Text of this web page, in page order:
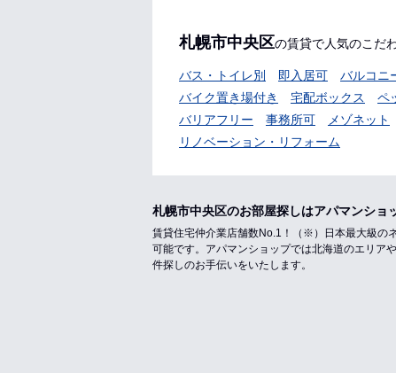
札幌市中央区の賃貸で人気のこだ
バス・トイレ別 即入居可 バルコニ
バイク置き場付き
宅配ボックス ペ
バリアフリー
事務所可 メゾネット
リノベーション・リフォーム
札幌市中央区のお部屋探しはアパマンショ
賃貸住宅仲介業店舗数No.1！（※）日本最大級の
可能です。アパマンショップでは北海道のエリア
件探しのお手伝いをいたします。